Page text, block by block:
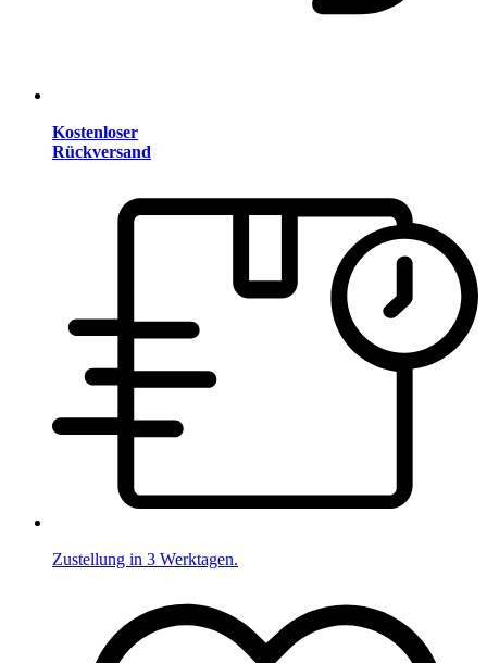
Kostenloser
Rückversand
Zustellung in 3 Werktagen.